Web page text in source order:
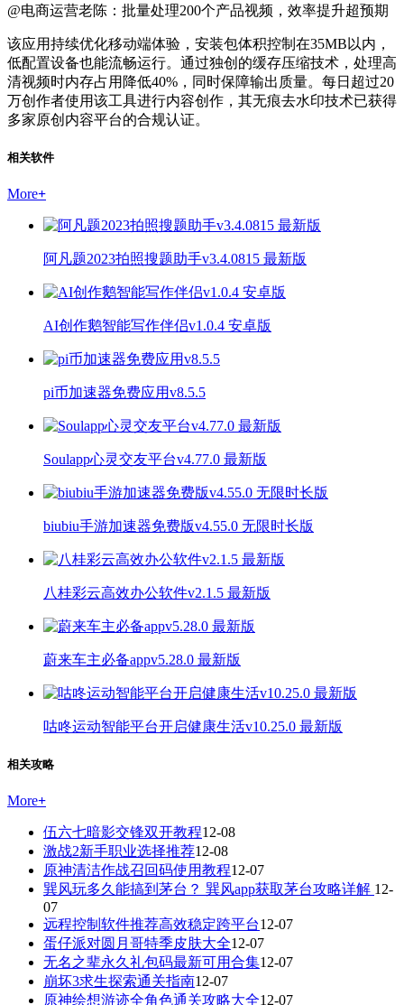
@电商运营老陈：批量处理200个产品视频，效率提升超预期
该应用持续优化移动端体验，安装包体积控制在35MB以内，
低配置设备也能流畅运行。通过独创的缓存压缩技术，处理高
清视频时内存占用降低40%，同时保障输出质量。每日超过20
万创作者使用该工具进行内容创作，其无痕去水印技术已获得
多家原创内容平台的合规认证。
相关软件
More+
阿凡题2023拍照搜题助手v3.4.0815 最新版
AI创作鹅智能写作伴侣v1.0.4 安卓版
pi币加速器免费应用v8.5.5
Soulapp心灵交友平台v4.77.0 最新版
biubiu手游加速器免费版v4.55.0 无限时长版
八桂彩云高效办公软件v2.1.5 最新版
蔚来车主必备appv5.28.0 最新版
咕咚运动智能平台开启健康生活v10.25.0 最新版
相关攻略
More+
伍六七暗影交锋双开教程12-08
激战2新手职业选择推荐12-08
原神清洁作战召回码使用教程12-07
巽风玩多久能搞到茅台？ 巽风app获取茅台攻略详解 12-
07
远程控制软件推荐高效稳定跨平台12-07
蛋仔派对圆月哥特季皮肤大全12-07
无名之辈永久礼包码最新可用合集12-07
崩坏3求生探索通关指南12-07
原神绘想游迹全角色通关攻略大全12-07